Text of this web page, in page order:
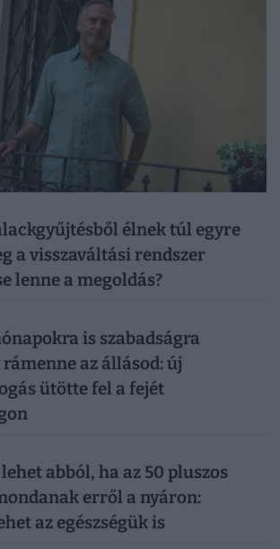
élnek túl egyre
a visszaváltási rendszer
lenne a megoldás?
is szabadságra
az állásod: új
ütötte fel a fejét
abból, ha az 50 pluszos
erről a nyáron:
az egészségük is